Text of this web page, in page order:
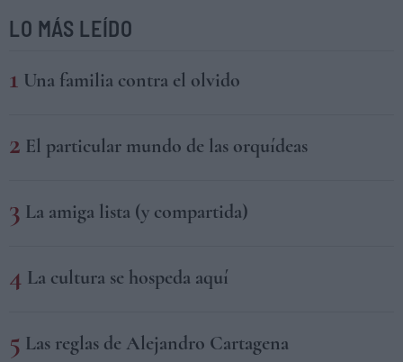
LO MÁS LEÍDO
Una familia contra el olvido
El particular mundo de las orquídeas
La amiga lista (y compartida)
La cultura se hospeda aquí
Las reglas de Alejandro Cartagena